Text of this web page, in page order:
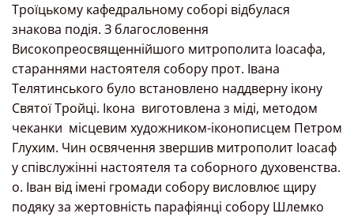
Троїцькому кафедральному соборі відбулася
знакова подія. З благословення
Високопреосвященнійшого митрополита Іоасафа,
стараннями настоятеля собору прот. Івана
Телятинського було встановлено наддверну ікону
Святої Тройці. Ікона виготовлена з міді, методом
чеканки місцевим художником-іконописцем Петром
Глухим. Чин освячення звершив митрополит Іоасаф
у співслужінні настоятеля та соборного духовенства.
о. Іван від імені громади собору висловлює щиру
подяку за жертовність парафіянці собору Шлемко